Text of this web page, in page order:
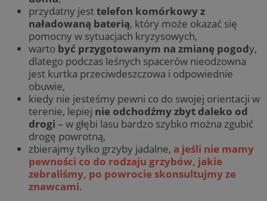
przydatny jesttelefon komórkowy z
naładowaną baterią, który może okazać się
pomocny w sytuacjach kryzysowych,
warto być przygotowanym na zmianę pogody,
dlatego podczas leśnych spacerów nieodzowna
jest kurtka przeciwdeszczowa i odpowiednie
obuwie,
kiedy nie jesteśmy pewni co do swojej orientacji w
terenie, lepiej nie odchodźmy zbyt daleko od
drogi – w głębi lasu bardzo szybko można zgubić
drogę powrotną,
zbierajmy tylko grzyby jadalne, a jeśli nie mamy
pewności co do rodzaju grzybów, jakie
zebraliśmy, po powrocie skonsultujmy ze
znawcami.